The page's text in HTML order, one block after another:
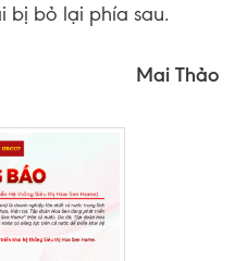
bị bỏ lại phía sau.
Mai Thảo